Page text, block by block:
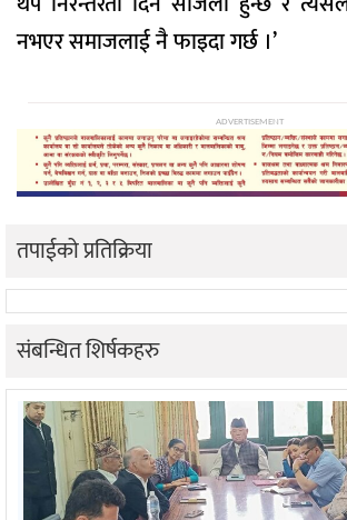
नभएर समाजलाई नै फाइदा गर्छ ।’
ADVERTISEMENT
तपाईको प्रतिक्रिया
संबन्धित शिर्षकहरु